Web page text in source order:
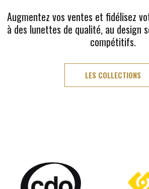
Augmentez vos ventes et fidélisez
à des lunettes de qualité, au design
compétitifs.
LES COLLECTIONS